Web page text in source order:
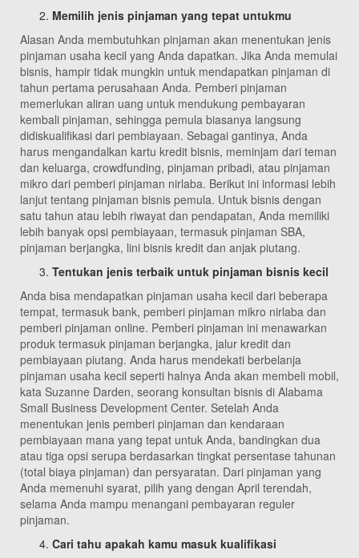
Memilih jenis pinjaman yang tepat untukmu
Alasan Anda membutuhkan pinjaman akan menentukan jenis
pinjaman usaha kecil yang Anda dapatkan. Jika Anda memulai
bisnis, hampir tidak mungkin untuk mendapatkan pinjaman di
tahun pertama perusahaan Anda. Pemberi pinjaman
memerlukan aliran uang untuk mendukung pembayaran
kembali pinjaman, sehingga pemula biasanya langsung
didiskualifikasi dari pembiayaan. Sebagai gantinya, Anda
harus mengandalkan kartu kredit bisnis, meminjam dari teman
dan keluarga, crowdfunding, pinjaman pribadi, atau pinjaman
mikro dari pemberi pinjaman nirlaba. Berikut ini informasi lebih
lanjut tentang pinjaman bisnis pemula. Untuk bisnis dengan
satu tahun atau lebih riwayat dan pendapatan, Anda memiliki
lebih banyak opsi pembiayaan, termasuk pinjaman SBA,
pinjaman berjangka, lini bisnis kredit dan anjak piutang.
Tentukan jenis terbaik untuk pinjaman bisnis kecil
Anda bisa mendapatkan pinjaman usaha kecil dari beberapa
tempat, termasuk bank, pemberi pinjaman mikro nirlaba dan
pemberi pinjaman online. Pemberi pinjaman ini menawarkan
produk termasuk pinjaman berjangka, jalur kredit dan
pembiayaan piutang. Anda harus mendekati berbelanja
pinjaman usaha kecil seperti halnya Anda akan membeli mobil,
kata Suzanne Darden, seorang konsultan bisnis di Alabama
Small Business Development Center. Setelah Anda
menentukan jenis pemberi pinjaman dan kendaraan
pembiayaan mana yang tepat untuk Anda, bandingkan dua
atau tiga opsi serupa berdasarkan tingkat persentase tahunan
(total biaya pinjaman) dan persyaratan. Dari pinjaman yang
Anda memenuhi syarat, pilih yang dengan April terendah,
selama Anda mampu menangani pembayaran reguler
pinjaman.
Cari tahu apakah kamu masuk kualifikasi